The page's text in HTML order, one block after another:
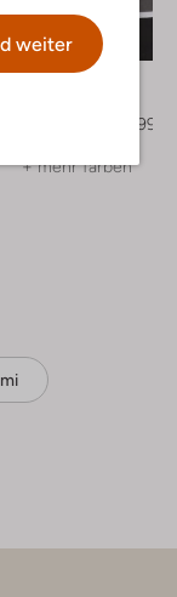
weiter
Letzte Größen
-20%
€ 119,99
+ mehr farben